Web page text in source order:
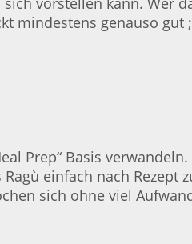
mindestens genauso gut
Prep“ Basis
einfach nach Rezept
sich ohne viel